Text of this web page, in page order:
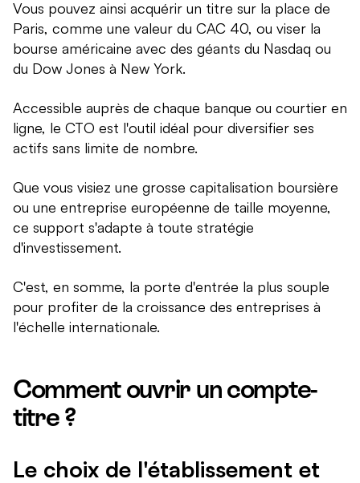
Vous pouvez ainsi acquérir un titre sur la place de
Paris, comme une valeur du CAC 40, ou viser la
bourse américaine avec des géants du Nasdaq ou
du Dow Jones à New York.
Accessible auprès de chaque banque ou courtier en
ligne, le CTO est l'outil idéal pour diversifier ses
actifs sans limite de nombre.
Que vous visiez une grosse capitalisation boursière
ou une entreprise européenne de taille moyenne,
ce support s'adapte à toute stratégie
d'investissement.
C'est, en somme, la porte d'entrée la plus souple
pour profiter de la croissance des entreprises à
l'échelle internationale.
Comment ouvrir un compte-
titre ?
Le choix de l'établissement et